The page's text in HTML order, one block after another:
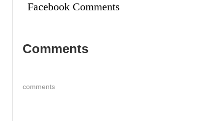
Facebook Comments
Comments
comments